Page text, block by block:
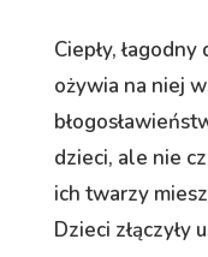
Ciepły,
ożywia na niej
dzieci, ale nie
ich twarzy
Dzieci złączyły